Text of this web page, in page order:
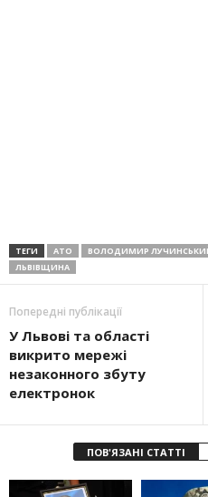
ТЕГИ АТО ВОЛОДИМИР
ЛЬВІВЩИНА
Попередні публікації
У Львові та області
викрито мережі
незаконного збуту
електронок
ПОВ'ЯЗАНІ СТАТТІ